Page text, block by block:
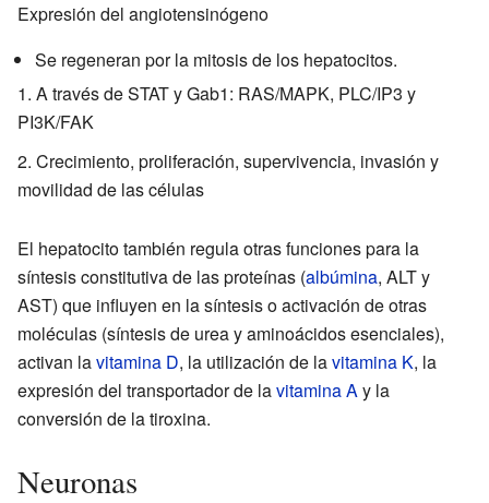
Expresión del angiotensinógeno
Se regeneran por la mitosis de los hepatocitos.
A través de STAT y Gab1: RAS/MAPK, PLC/IP3 y
PI3K/FAK
Crecimiento, proliferación, supervivencia, invasión y
movilidad de las células
El hepatocito también regula otras funciones para la
síntesis constitutiva de las proteínas (albúmina, ALT y
AST) que influyen en la síntesis o activación de otras
moléculas (síntesis de urea y aminoácidos esenciales),
activan lavitamina D, la utilización de lavitamina K, la
expresión del transportador de lavitamina Ay la
conversión de la tiroxina.
Neuronas